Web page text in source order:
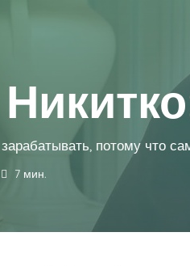
потому что
7 мин.